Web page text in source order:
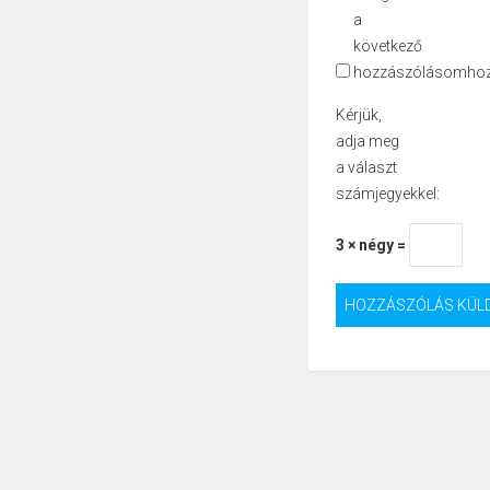
a
következő
Kérjük,
adja meg
a választ
számjegyekkel:
3 × négy =